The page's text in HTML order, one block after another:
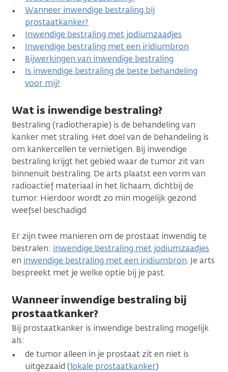
Wanneer inwendige bestraling bij
prostaatkanker?
Inwendige bestraling met jodiumzaadjes
Inwendige bestraling met een iridiumbron
Bijwerkingen van inwendige bestraling
Is inwendige bestraling de beste behandeling
voor mij?
Wat is inwendige bestraling?
Bestraling (radiotherapie) is de behandeling van
kanker met straling. Het doel van de behandeling is
om kankercellen te vernietigen. Bij inwendige
bestraling krijgt het gebied waar de tumor zit van
binnenuit bestraling. De arts plaatst een vorm van
radioactief materiaal in het lichaam, dichtbij de
tumor. Hierdoor wordt zo min mogelijk gezond
weefsel beschadigd.
Er zijn twee manieren om de prostaat inwendig te
bestralen: inwendige bestraling met jodiumzaadjes
en inwendige bestraling met een iridiumbron. Je arts
bespreekt met je welke optie bij je past.
Wanneer inwendige bestraling bij
prostaatkanker?
Bij prostaatkanker is inwendige bestraling mogelijk
als:
de tumor alleen in je prostaat zit en niet is
uitgezaaid (lokale prostaatkanker)